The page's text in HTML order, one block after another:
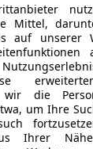
Mittel,
auf unserer
wir die
um Ihre
Ihrer